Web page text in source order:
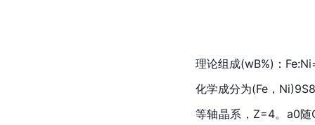
理论组成(wB%)：
化学成分为(Fe，
等轴晶系，Z=4。a0随